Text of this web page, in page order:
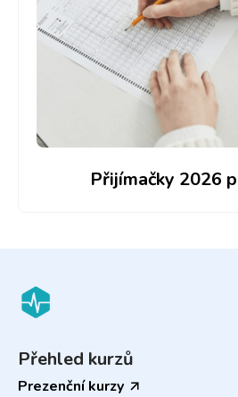
Přijímačky 2026
Přehled kurzů
Prezenční kurzy